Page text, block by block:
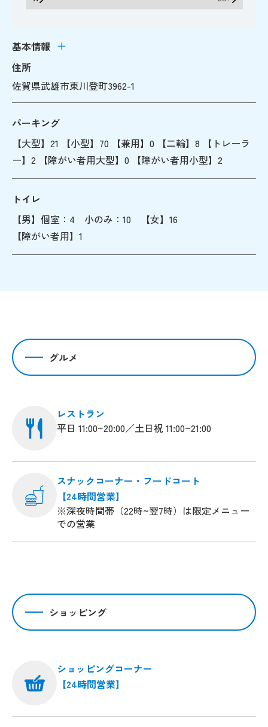
基本情報
住所
佐賀県武雄市東川登町3962-1
パーキング
【大型】21 【小型】70 【兼用】0 【二輪】8 【トレーラ
ー】2 【障がい者用大型】0 【障がい者用小型】2
トイレ
【男】個室：4 小のみ：10 【女】16
【障がい者用】1
グルメ
レストラン
平日 11:00~20:00／土日祝 11:00~21:00
スナックコーナー・フードコート
【24時間営業】
※深夜時間帯（22時~翌7時）は限定メニュー
での営業
ショッピング
ショッピングコーナー
【24時間営業】